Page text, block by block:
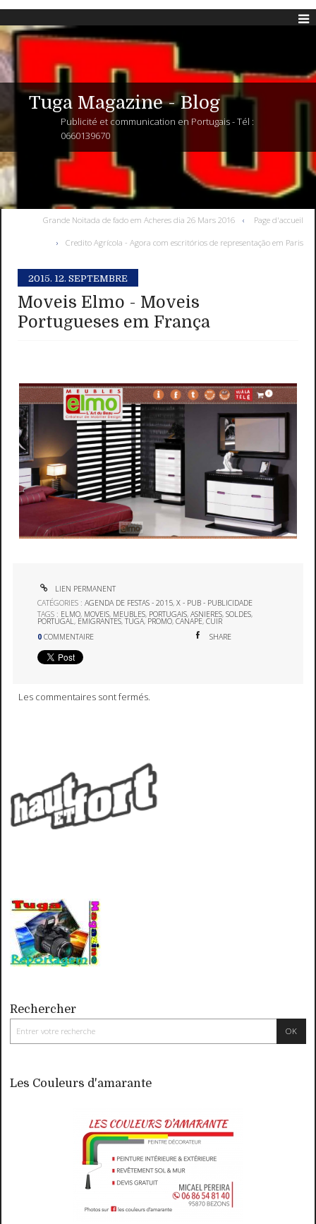
Tuga Magazine - Blog
Publicité et communication en Portugais - Tél :
0660139670
Grande Noitada de fado em Acheres dia 26 Mars 2016 Page d'accueil
Credito Agrícola - Agora com escritórios de representação em Paris
2015. 12. SEPTEMBRE
Moveis Elmo - Moveis
Portugueses em França
LIEN PERMANENT
CATÉGORIES :AGENDA DE FESTAS - 2015,X - PUB - PUBLICIDADE
TAGS : ELMO, MOVEIS, MEUBLES, PORTUGAIS,ASNIERES,SOLDES,
PORTUGAL, EMIGRANTES,TUGA, PROMO,CANAPE,CUIR
0 COMMENTAIRE SHARE
Les commentaires sont fermés.
Rechercher
Les Couleurs d'amarante